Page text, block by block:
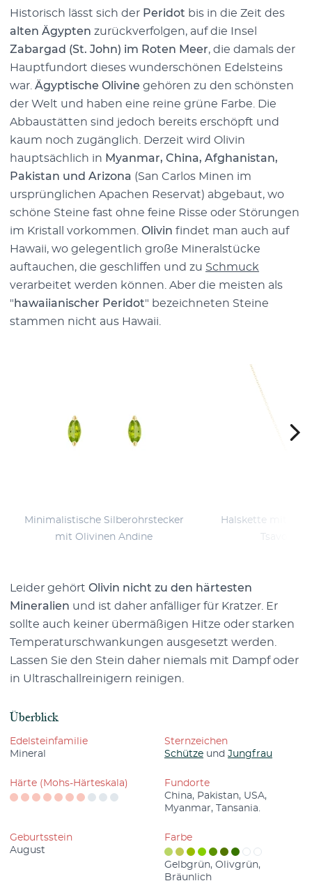
Historisch lässt sich der Peridot bis in die Zeit des
alten Ägypten zurückverfolgen, auf die Insel
Zabargad (St. John) im Roten Meer, die damals der
Hauptfundort dieses wunderschönen Edelsteins
war. Ägyptische Olivine gehören zu den schönsten
der Welt und haben eine reine grüne Farbe. Die
Abbaustätten sind jedoch bereits erschöpft und
kaum noch zugänglich. Derzeit wird Olivin
hauptsächlich in Myanmar, China, Afghanistan,
Pakistan und Arizona (San Carlos Minen im
ursprünglichen Apachen Reservat) abgebaut, wo
schöne Steine fast ohne feine Risse oder Störungen
im Kristall vorkommen. Olivin findet man auch auf
Hawaii, wo gelegentlich große Mineralstücke
auftauchen, die geschliffen und zu Schmuck
verarbeitet werden können. Aber die meisten als
" hawaiianischer Peridot" bezeichneten Steine
stammen nicht aus Hawaii.
Minimalistische Silberohrstecker
mit Olivinen Andine
Halskette mit
Leider gehört Olivin nicht zu den härtesten
Mineralien und ist daher anfälliger für Kratzer. Er
sollte auch keiner übermäßigen Hitze oder starken
Temperaturschwankungen ausgesetzt werden.
Lassen Sie den Stein daher niemals mit Dampf oder
in Ultraschallreinigern reinigen.
Überblick
Edelsteinfamilie
Mineral
Sternzeichen
Schütze und Jungfrau
Härte (Mohs-Härteskala)
Fundorte
China, Pakistan, USA,
Myanmar, Tansania.
Geburtsstein
August
Farbe
Gelbgrün, Olivgrün,
Bräunlich